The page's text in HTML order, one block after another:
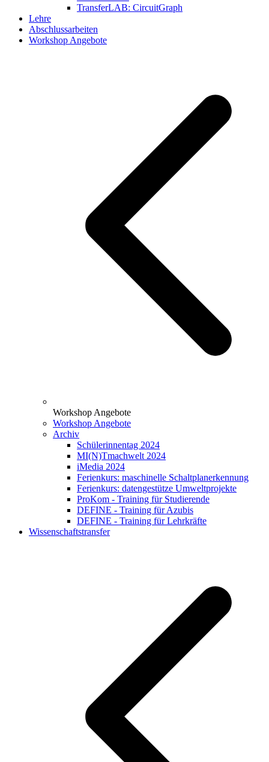
TransferLAB: CircuitGraph
Lehre
Abschlussarbeiten
Workshop Angebote
Workshop Angebote
Workshop Angebote
Archiv
Schülerinnentag 2024
MI(N)Tmachwelt 2024
iMedia 2024
Ferienkurs: maschinelle Schaltplanerkennung
Ferienkurs: datengestütze Umweltprojekte
ProKom - Training für Studierende
DEFINE - Training für Azubis
DEFINE - Training für Lehrkräfte
Wissenschaftstransfer